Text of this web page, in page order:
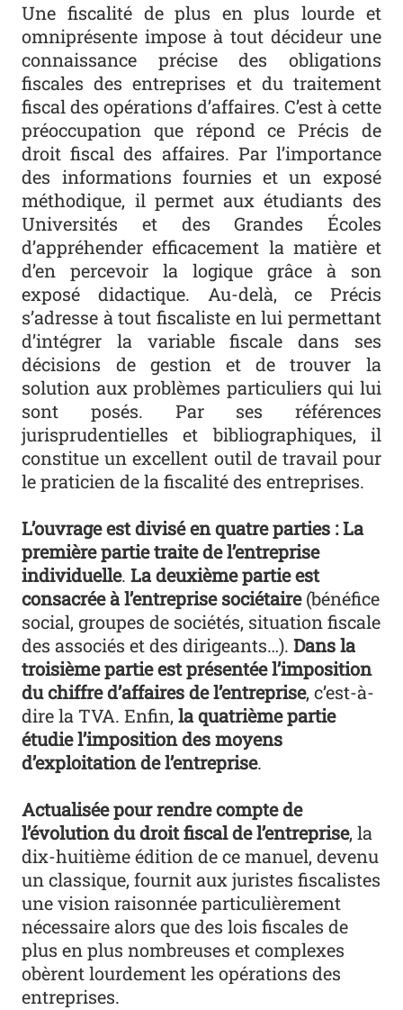
Une fiscalité de plus en plus lourde et
omniprésente impose à tout décideur une
connaissance précise des obligations
fiscales des entreprises et du traitement
fiscal des opérations d’affaires. C’est à cette
préoccupation que répond ce Précis de
droit fiscal des affaires. Par l’importance
des informations fournies et un exposé
méthodique, il permet aux étudiants des
Universités et des Grandes Écoles
d’appréhender efficacement la matière et
d’en percevoir la logique grâce à son
exposé didactique. Au-delà, ce Précis
s’adresse à tout fiscaliste en lui permettant
d’intégrer la variable fiscale dans ses
décisions de gestion et de trouver la
solution aux problèmes particuliers qui lui
sont posés. Par ses références
jurisprudentielles et bibliographiques, il
constitue un excellent outil de travail pour
le praticien de la fiscalité des entreprises.
L’ouvrage est divisé en quatre parties : La
première partie traite de l’entreprise
individuelle.La deuxième partie est
consacrée à l’entreprise sociétaire(bénéfice
social, groupes de sociétés, situation fiscale
des associés et des dirigeants…).Dans la
troisième partie est présentée l’imposition
du chiffre d’affaires de l’entreprise, c’est-à-
dire la TVA. Enfin,la quatrième partie
étudie l’imposition des moyens
d’exploitation de l’entreprise.
Actualisée pour rendre compte de
l’évolution du droit fiscal de l’entreprise, la
dix-huitième édition de ce manuel, devenu
un classique, fournit aux juristes fiscalistes
une vision raisonnée particulièrement
nécessaire alors que des lois fiscales de
plus en plus nombreuses et complexes
obèrent lourdement les opérations des
entreprises.